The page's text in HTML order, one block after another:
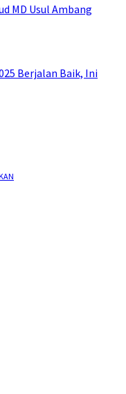
MD Usul Ambang
Berjalan Baik, Ini